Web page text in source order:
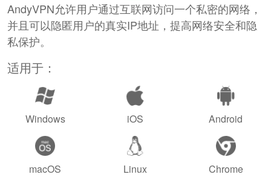
AndyVPN允许用户通过互联网访问一个私密的网络，
并且可以隐匿用户的真实IP地址，提高网络安全和隐
私保护。
适用于：
Windows iOS Android
macOS Linux Chrome